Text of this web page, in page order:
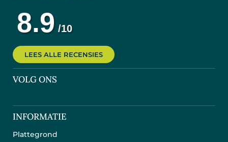
LEES ALLE RECENSIES
VOLG ONS
INFORMATIE
Plattegrond